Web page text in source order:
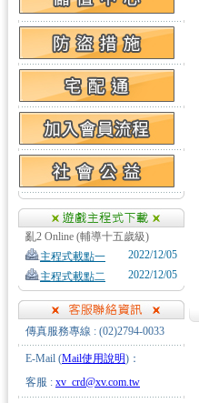
亂2 Online (輔導十五歲級)
主程式載點一
2022/12/05
主程式載點二
2022/12/05
傳真服務專線 : (02)2794-0033
E-Mail (Mail使用說明)：
客服 : xv_crd@xv.com.tw